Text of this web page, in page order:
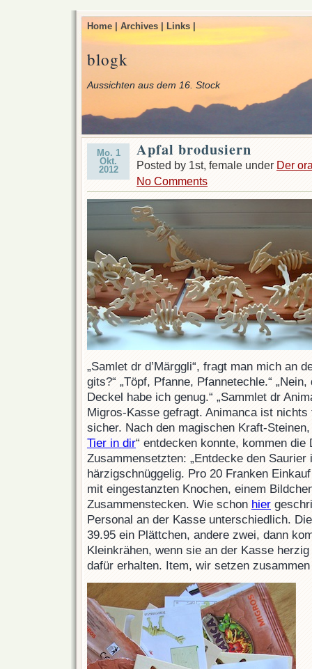
Home | Archives | Links |
blogk
Aussichten aus dem 16. Stock
Mo. 1
Okt.
2012
Apfal brodusiern
Posted by 1st, female under Der
No Comments
„Samlet dr d’Märggli“, fragt man mich an
gits?“ „Töpf, Pfanne, Pfannetechle.“
Deckel habe ich genug.“ „Sammlet dr
Migros-Kasse gefragt. Animanca ist
sicher. Nach den magischen Kraft-
Tier in dir“ entdecken konnte, kommen die
Zusammensetzten: „Entdecke den Saurier
härzigschnüggelig. Pro 20 Franken
mit eingestanzten Knochen, einem
Zusammenstecken. Wie schon hier
Personal an der Kasse unterschiedlich.
39.95 ein Plättchen, andere zwei, dann
Kleinkrähen, wenn sie an der Kasse
dafür erhalten. Item, wir setzen